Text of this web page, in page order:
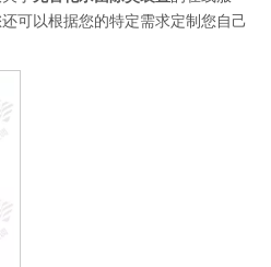
可以根据您的特定需求定制您自己